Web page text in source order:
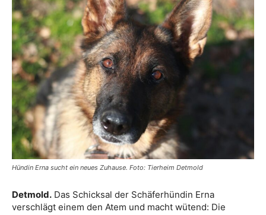
Hündin Erna sucht ein neues Zuhause. Foto: Tierheim Detmold
Detmold. Das Schicksal der Schäferhündin Erna
verschlägt einem den Atem und macht wütend: Die